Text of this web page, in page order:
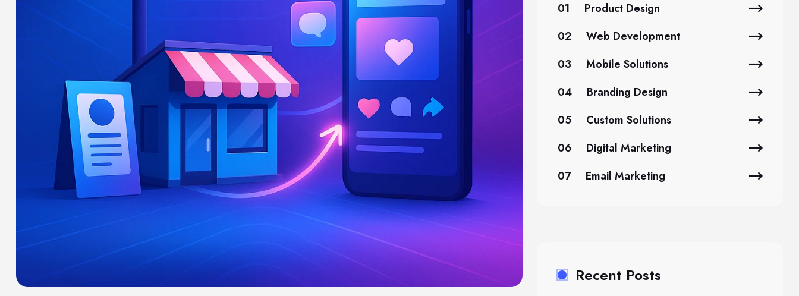
01
Product Design
02
Web Development
03
Mobile Solutions
04
Branding Design
05
Custom Solutions
06
Digital Marketing
07
Email Marketing
Recent Posts